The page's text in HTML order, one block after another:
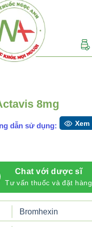
Chat với dược sĩ
Tư vấn thuốc và đặt hàng
8mg
dẫn sử dụng: Xem
Bromhexin